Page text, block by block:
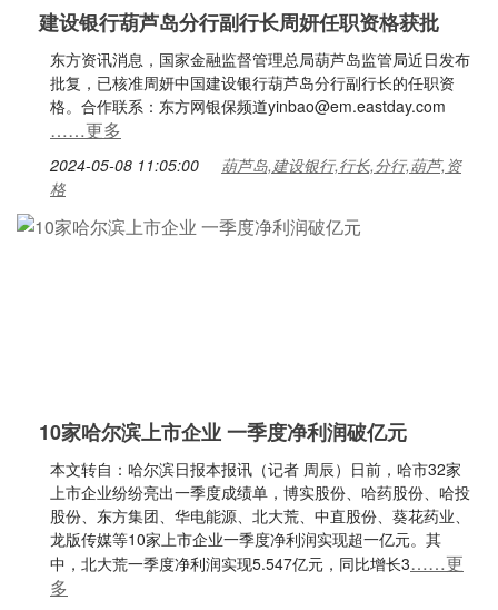
建设银行葫芦岛分行副行长周妍任职资格获批
东方资讯消息，国家金融监督管理总局葫芦岛监管局近日发布
批复，已核准周妍中国建设银行葫芦岛分行副行长的任职资
格。合作联系：东方网银保频道yinbao@em.eastday.com
……更多
2024-05-08 11:05:00
葫芦岛,建设银行,行长,分行,葫芦,资
格
10家哈尔滨上市企业 一季度净利润破亿元
本文转自：哈尔滨日报本报讯（记者 周辰）日前，哈市32家
上市企业纷纷亮出一季度成绩单，博实股份、哈药股份、哈投
股份、东方集团、华电能源、北大荒、中直股份、葵花药业、
龙版传媒等10家上市企业一季度净利润实现超一亿元。其
中，北大荒一季度净利润实现5.547亿元，同比增长3……更
多